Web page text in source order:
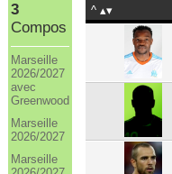
3
Compos
Marseille
2026/2027
avec
Greenwood
Marseille
2026/2027
Marseille
^